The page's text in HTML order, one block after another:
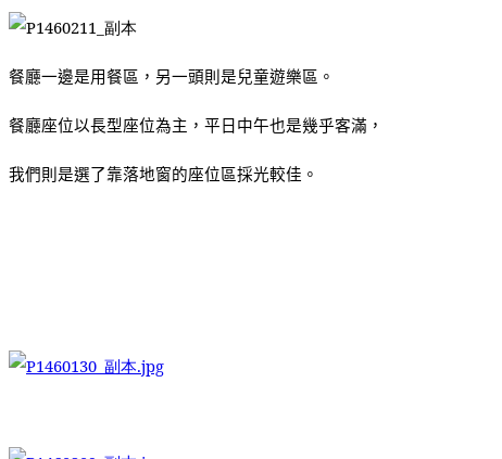
餐廳一邊是用餐區，另一頭則是兒童遊樂區。
餐廳座位以長型座位為主，平日中午也是幾乎客滿，
我們則是選了靠落地窗的座位區採光較佳。